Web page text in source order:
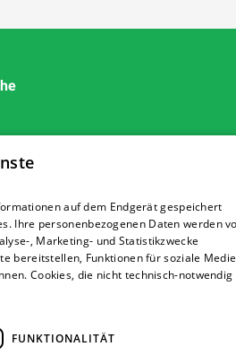
auf dem Endgerät gespeichert
Ihre personenbezogenen Daten werden
, Marketing- und Statistikzwecke
bereitstellen, Funktionen für soziale
Cookies, die nicht technisch-notwendig
FUNKTIONALITÄT